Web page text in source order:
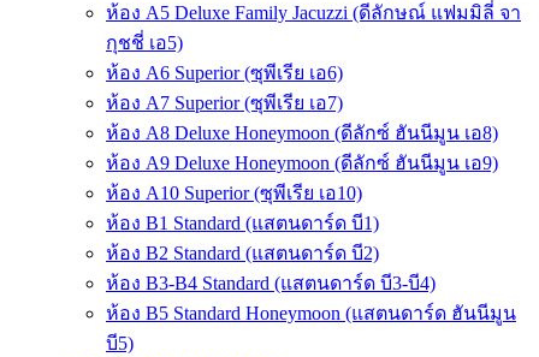
ห้อง A5 Deluxe Family Jacuzzi (ดีลักษณ์ แฟมมิลี่ จา
กุชชี่ เอ5)
ห้อง A6 Superior (ซุพีเรีย เอ6)
ห้อง A7 Superior (ซุพีเรีย เอ7)
ห้อง A8 Deluxe Honeymoon (ดีลักซ์ ฮันนีมูน เอ8)
ห้อง A9 Deluxe Honeymoon (ดีลักซ์ ฮันนีมูน เอ9)
ห้อง A10 Superior (ซุพีเรีย เอ10)
ห้อง B1 Standard (แสตนดาร์ด บี1)
ห้อง B2 Standard (แสตนดาร์ด บี2)
ห้อง B3-B4 Standard (แสตนดาร์ด บี3-บี4)
ห้อง B5 Standard Honeymoon (แสตนดาร์ด ฮันนีมูน
บี5)